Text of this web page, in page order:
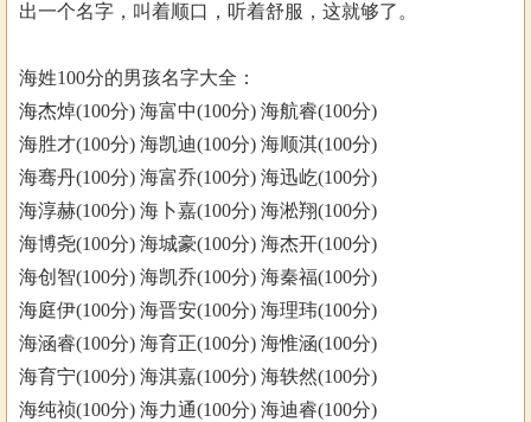
出一个名字，叫着顺口，听着舒服，这就够了。
海姓100分的男孩名字大全：
海杰焯(100分) 海富中(100分) 海航睿(100分)
海胜才(100分) 海凯迪(100分) 海顺淇(100分)
海骞丹(100分) 海富乔(100分) 海迅屹(100分)
海淳赫(100分) 海卜嘉(100分) 海淞翔(100分)
海博尧(100分) 海城豪(100分) 海杰开(100分)
海创智(100分) 海凯乔(100分) 海秦福(100分)
海庭伊(100分) 海晋安(100分) 海理玮(100分)
海涵睿(100分) 海育正(100分) 海惟涵(100分)
海育宁(100分) 海淇嘉(100分) 海轶然(100分)
海纯祯(100分) 海力通(100分) 海迪睿(100分)